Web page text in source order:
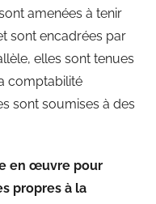
amenées à tenir
sont encadrées par
elles sont tenues
comptabilité
sont soumises à des
en œuvre pour
propres à la